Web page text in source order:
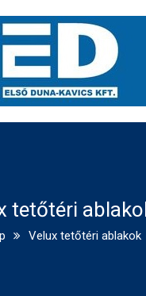
tetőtéri
Velux tetőtéri ablakok